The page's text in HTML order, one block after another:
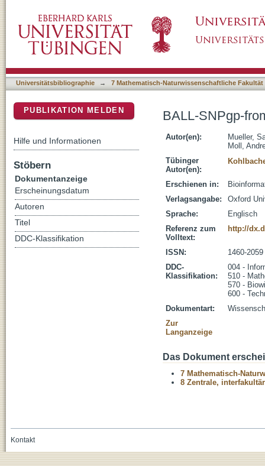
Universitätsbibliographie → 7 Mathematisch-Naturwissenschaftliche Fakultät
BALL-SNPgp-
Autor(en):
Mueller,
Moll,
Tübinger
Autor(en):
Erschienen in:
Verlagsangabe:
Oxford
Sprache:
Englisch
Referenz zum
Volltext:
http://
ISSN:
1460-2059
DDC-
Klassifikation:
004 -
510 -
570 -
600 -
Dokumentart:
Zur
Langanzeige
Das Dokument
7 Mathematisch-
8 Zentrale,
PUBLIKATION MELDEN
Hilfe und Informationen
Stöbern
Dokumentanzeige
Erscheinungsdatum
Autoren
Titel
DDC-Klassifikation
Kontakt